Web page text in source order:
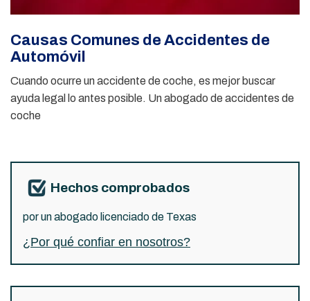
Causas Comunes de Accidentes de
Automóvil
Cuando ocurre un accidente de coche, es mejor buscar
ayuda legal lo antes posible. Un abogado de accidentes de
coche
Hechos comprobados
por un abogado licenciado de Texas
¿Por qué confiar en nosotros?